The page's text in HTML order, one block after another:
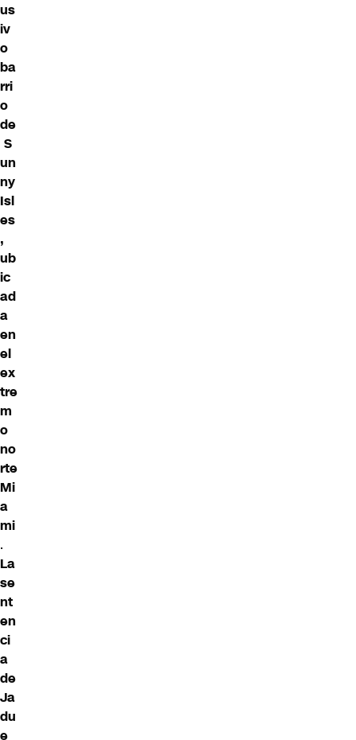
us
iv
o
ba
rri
o
de
S
un
ny
Isl
es
,
ub
ic
ad
a
en
el
ex
tre
m
o
no
rte
Mi
a
mi
.
La
se
nt
en
ci
a
de
Ja
du
e